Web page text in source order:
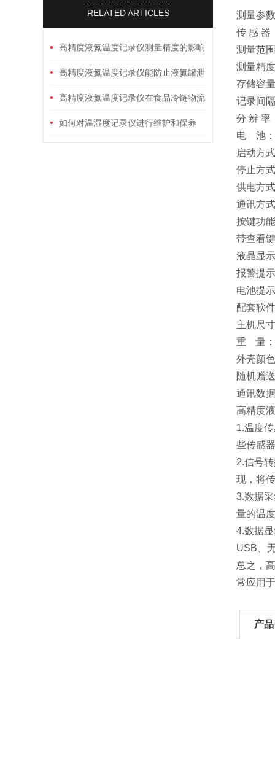
RELATED ARTICLES
高精度液氮温度记录仪测量精度的影响
因素高精度液氮温度记录仪能防止液氮罐泄
漏吗高精度液氮温度记录仪在食品冷链物流
中的质量控制应用
如何对温湿度记录仪进行维护和保养
测量参
传 感 器
测量范
测量精
存储容
记录间
分 辨
电 池：
启动方
停止方
供电方
通讯方
按键功
带查看
液晶显
报警提
电池提
配套软
主机尺
重 量：
外壳颜
随机赠
通讯数
高精度
1.温度
些传感
2.信号
现，将
3.数据
量的温
4.数据
USB、
总之，
常应用
产